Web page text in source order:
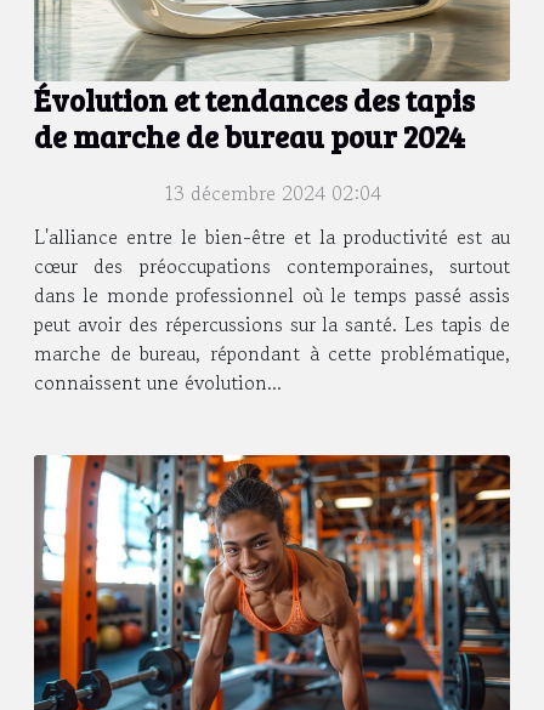
Évolution et tendances des tapis
de marche de bureau pour 2024
13 décembre 2024 02:04
L'alliance entre le bien-être et la productivité est au
cœur des préoccupations contemporaines, surtout
dans le monde professionnel où le temps passé assis
peut avoir des répercussions sur la santé. Les tapis de
marche de bureau, répondant à cette problématique,
connaissent une évolution...